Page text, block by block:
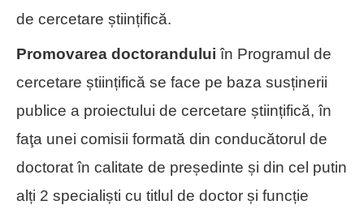
de cercetare științifică.
Promovarea doctorandului în Programul de
cercetare științifică se face pe baza susținerii
publice a proiectului de cercetare științifică, în
faţa unei comisii formată din conducătorul de
doctorat în calitate de președinte și din cel putin
alți 2 specialiști cu titlul de doctor și funcție